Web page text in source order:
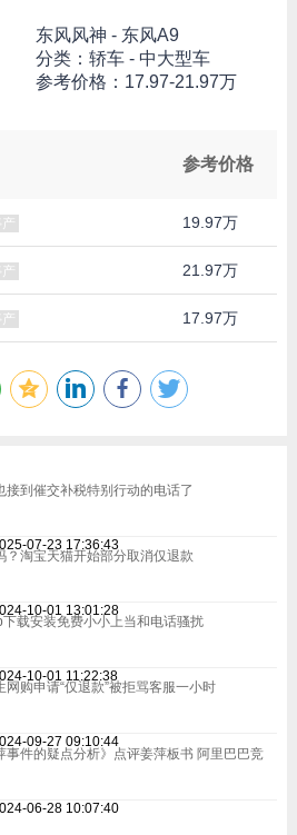
东风风神 - 东风A9
分类：轿车 - 中大型车
参考价格： 17.97-21.97万
参考价格
19.97万
21.97万
17.97万
到催交补税特别行动的电话了
07-23 17:36:43
？淘宝天猫开始部分取消仅退款
10-01 13:01:28
载安装免费小小上当和电话骚扰
10-01 11:22:38
购申请“仅退款”被拒骂客服一小时
09-27 09:10:44
事件的疑点分析》点评姜萍板书 阿里巴巴竞
06-28 10:07:40